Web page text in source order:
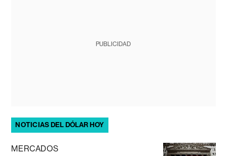
PUBLICIDAD
NOTICIAS DEL DÓLAR HOY
MERCADOS